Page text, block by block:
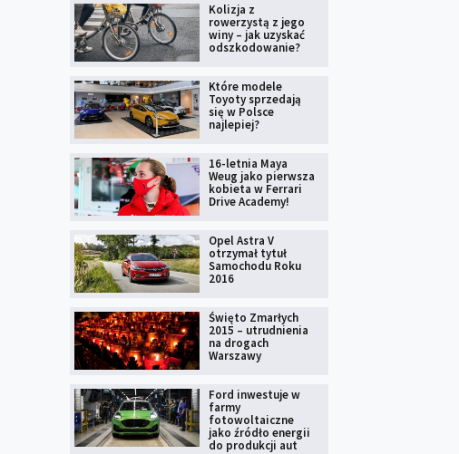
Kolizja z
rowerzystą z jego
winy – jak uzyskać
odszkodowanie?
Które modele
Toyoty sprzedają
się w Polsce
najlepiej?
16-letnia Maya
Weug jako pierwsza
kobieta w Ferrari
Drive Academy!
Opel Astra V
otrzymał tytuł
Samochodu Roku
2016
Święto Zmarłych
2015 – utrudnienia
na drogach
Warszawy
Ford inwestuje w
farmy
fotowoltaiczne
jako źródło energii
do produkcji aut